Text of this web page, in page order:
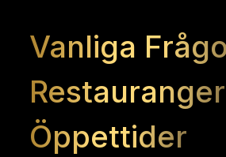
Vanliga
Restauranger
Öppettider